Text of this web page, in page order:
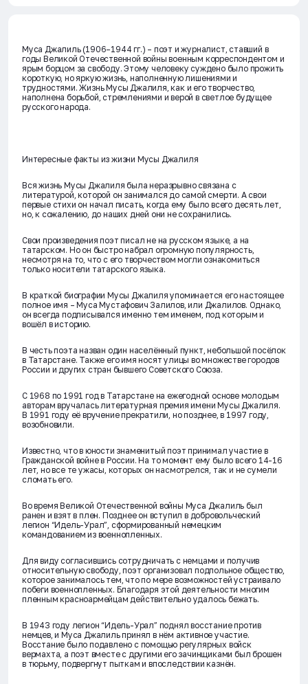
Муса Джалиль (1906–1944 гг.) – поэт и журналист, ставший в
годы Великой Отечественной войны военным корреспондентом и
ярым борцом за свободу. Этому человеку суждено было прожить
короткую, но яркую жизнь, наполненную лишениями и
трудностями. Жизнь Мусы Джалиля, как и его творчество,
наполнена борьбой, стремлениями и верой в светлое будущее
русского народа.
Интересные факты из жизни Мусы Джалиля
Вся жизнь Мусы Джалиля была неразрывно связана с
литературой, которой он занимался до самой смерти. А свои
первые стихи он начал писать, когда ему было всего десять лет,
но, к сожалению, до наших дней они не сохранились.
Свои произведения поэт писал не на русском языке, а на
татарском. Но он быстро набрал огромную популярность,
несмотря на то, что с его творчеством могли ознакомиться
только носители татарского языка.
В краткой биографии Мусы Джалиля упоминается его настоящее
полное имя – Муса Мустафович Залилов, или Джалилов. Однако,
он всегда подписывался именно тем именем, под которым и
вошёл в историю.
В честь поэта назван один населённый пункт, небольшой посёлок
в Татарстане. Также его имя носят улицы во множестве городов
России и других стран бывшего Советского Союза.
С 1968 по 1991 год в Татарстане на ежегодной основе молодым
авторам вручалась литературная премия имени Мусы Джалиля.
В 1991 году её вручение прекратили, но позднее, в 1997 году,
возобновили.
Известно, что в юности знаменитый поэт принимал участие в
Гражданской войне в России. На то момент ему было всего 14-16
лет, но все те ужасы, которых он насмотрелся, так и не сумели
сломать его.
Во время Великой Отечественной войны Муса Джалиль был
ранен и взят в плен. Позднее он вступил в добровольческий
легион “Идель-Урал”, сформированный немецким
командованием из военнопленных.
Для виду согласившись сотрудничать с немцами и получив
относительную свободу, поэт организовал подпольное общество,
которое занималось тем, что по мере возможностей устраивало
побеги военнопленных. Благодаря этой деятельности многим
пленным красноармейцам действительно удалось бежать.
В 1943 году легион “Идель-Урал” поднял восстание против
немцев, и Муса Джалиль принял в нём активное участие.
Восстание было подавлено с помощью регулярных войск
вермахта, а поэт вместе с другими его зачинщиками был брошен
в тюрьму, подвергнут пыткам и впоследствии казнён.